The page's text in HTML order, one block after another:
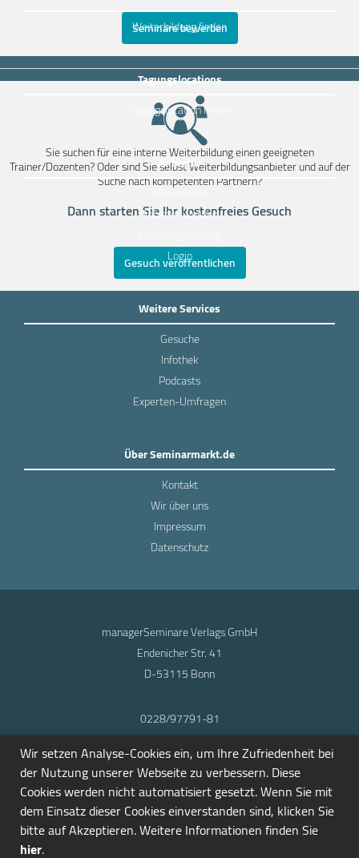
Seminare bewerben
Sie suchen für eine interne Weiterbildung einen geeigneten
Trainer/Dozenten? Oder sind Sie selbst Weiterbildungsanbieter und auf der
Suche nach kompetenten Partnern?
Dann starten Sie Ihr kostenfreies Gesuch
Gesuch veröffentlichen
Weiterbildung finden
Tagungslocations
Tagungslocation finden
Anbieter
Mediadaten
Anbieter werden
Login
Weitere Services
Gesuche
Infothek
Podcasts
Experten-Umfragen
Über Seminarmarkt.de
Kontakt
Wir über uns
Impressum
Datenschutz
managerSeminare Verlags GmbH
Endenicher Str. 41
D-53115 Bonn
0228/97791-81
info@seminarmarkt.de
© 2001-2026
Wir setzen Analyse-Cookies ein, um Ihre Zufriedenheit bei
der Nutzung unserer Webseite zu verbessern. Diese
Cookies werden nicht automatisiert gesetzt. Wenn Sie mit
dem Einsatz dieser Cookies einverstanden sind, klicken Sie
bitte auf Akzeptieren. Weitere Informationen finden Sie
hier.